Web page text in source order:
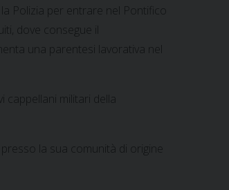
Polizia per entrare nel Pontifico
dove consegue il
una parentesi lavorativa nel
cappellani militari della
la sua comunità di origine